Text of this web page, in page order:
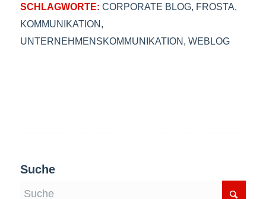
SCHLAGWORTE: CORPORATE BLOG, FROSTA,
KOMMUNIKATION,
UNTERNEHMENSKOMMUNIKATION, WEBLOG
Suche